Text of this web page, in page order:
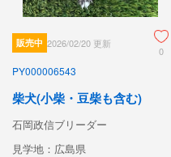
販売中 2026/02/20 更新
0
PY000006543
柴犬(小柴・豆柴も含む)
石岡政信ブリーダー
見学地：広島県